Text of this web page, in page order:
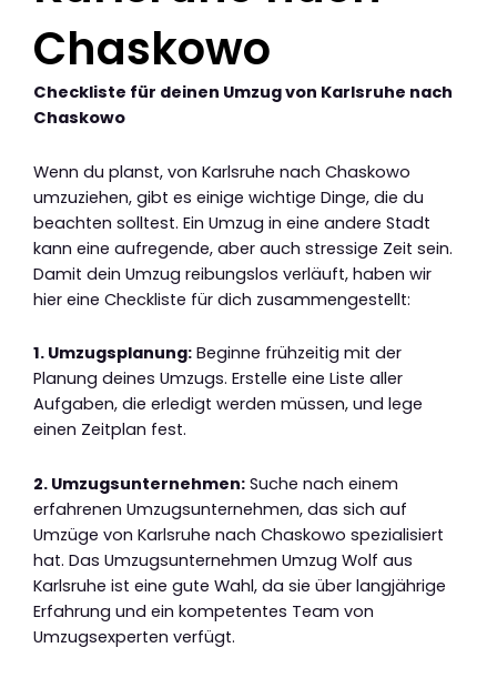
Chaskowo
Checkliste für deinen Umzug von Karlsruhe nach
Chaskowo
Wenn du planst, von Karlsruhe nach Chaskowo
umzuziehen, gibt es einige wichtige Dinge, die du
beachten solltest. Ein Umzug in eine andere Stadt
kann eine aufregende, aber auch stressige Zeit sein.
Damit dein Umzug reibungslos verläuft, haben wir
hier eine Checkliste für dich zusammengestellt:
1. Umzugsplanung: Beginne frühzeitig mit der
Planung deines Umzugs. Erstelle eine Liste aller
Aufgaben, die erledigt werden müssen, und lege
einen Zeitplan fest.
2. Umzugsunternehmen: Suche nach einem
erfahrenen Umzugsunternehmen, das sich auf
Umzüge von Karlsruhe nach Chaskowo spezialisiert
hat. Das Umzugsunternehmen Umzug Wolf aus
Karlsruhe ist eine gute Wahl, da sie über langjährige
Erfahrung und ein kompetentes Team von
Umzugsexperten verfügt.